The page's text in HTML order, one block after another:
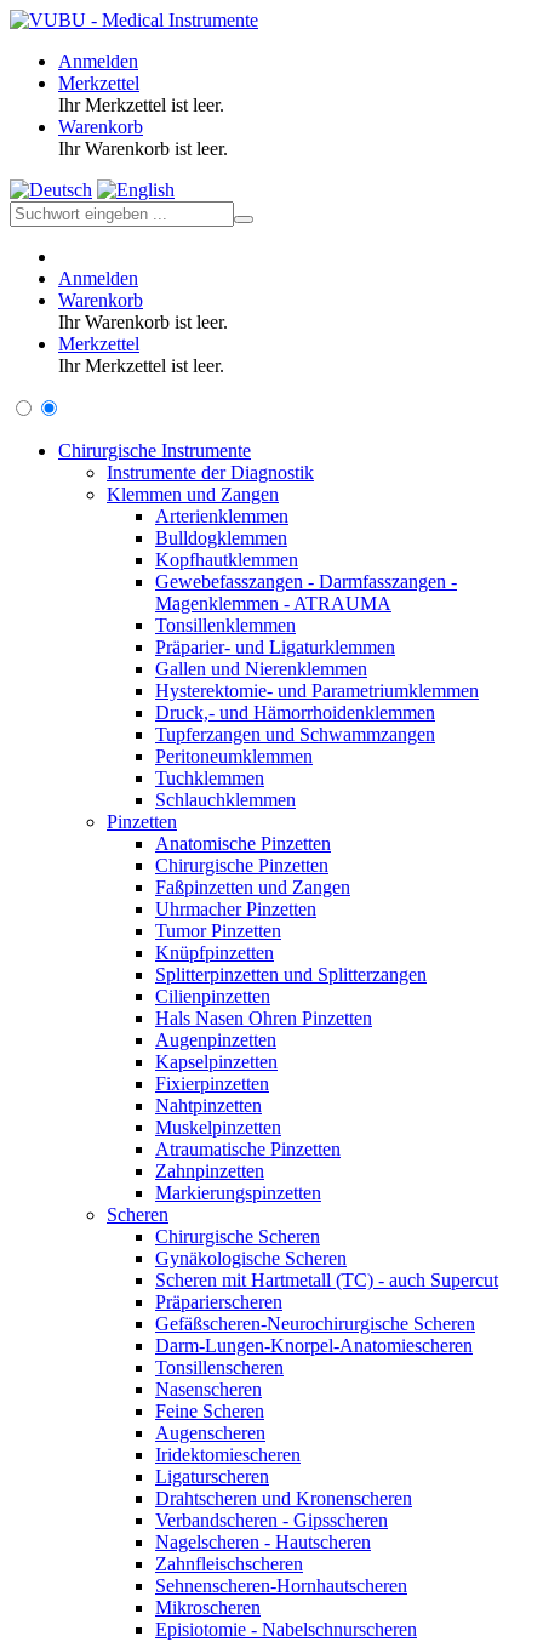
Anmelden
Merkzettel
Ihr Merkzettel ist leer.
Warenkorb
Ihr Warenkorb ist leer.
Anmelden
Warenkorb
Ihr Warenkorb ist leer.
Merkzettel
Ihr Merkzettel ist leer.
Chirurgische Instrumente
Instrumente der Diagnostik
Klemmen und Zangen
Arterienklemmen
Bulldogklemmen
Kopfhautklemmen
Gewebefasszangen - Darmfasszangen -
Magenklemmen - ATRAUMA
Tonsillenklemmen
Präparier- und Ligaturklemmen
Gallen und Nierenklemmen
Hysterektomie- und Parametriumklemmen
Druck,- und Hämorrhoidenklemmen
Tupferzangen und Schwammzangen
Peritoneumklemmen
Tuchklemmen
Schlauchklemmen
Pinzetten
Anatomische Pinzetten
Chirurgische Pinzetten
Faßpinzetten und Zangen
Uhrmacher Pinzetten
Tumor Pinzetten
Knüpfpinzetten
Splitterpinzetten und Splitterzangen
Cilienpinzetten
Hals Nasen Ohren Pinzetten
Augenpinzetten
Kapselpinzetten
Fixierpinzetten
Nahtpinzetten
Muskelpinzetten
Atraumatische Pinzetten
Zahnpinzetten
Markierungspinzetten
Scheren
Chirurgische Scheren
Gynäkologische Scheren
Scheren mit Hartmetall (TC) - auch Supercut
Präparierscheren
Gefäßscheren-Neurochirurgische Scheren
Darm-Lungen-Knorpel-Anatomiescheren
Tonsillenscheren
Nasenscheren
Feine Scheren
Augenscheren
Iridektomiescheren
Ligaturscheren
Drahtscheren und Kronenscheren
Verbandscheren - Gipsscheren
Nagelscheren - Hautscheren
Zahnfleischscheren
Sehnenscheren-Hornhautscheren
Mikroscheren
Episiotomie - Nabelschnurscheren